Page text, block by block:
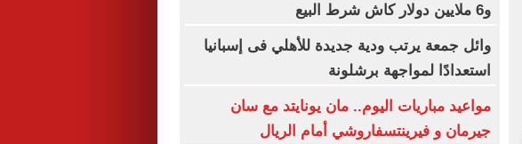
و6 ملايين دولار كاش شرط البيع
وائل جمعة يرتب ودية جديدة للأهلي فى إسبانيا
استعدادًا لمواجهة برشلونة
مواعيد مباريات اليوم.. مان يونايتد مع سان
جيرمان و فيرينتسفاروشي أمام الريال